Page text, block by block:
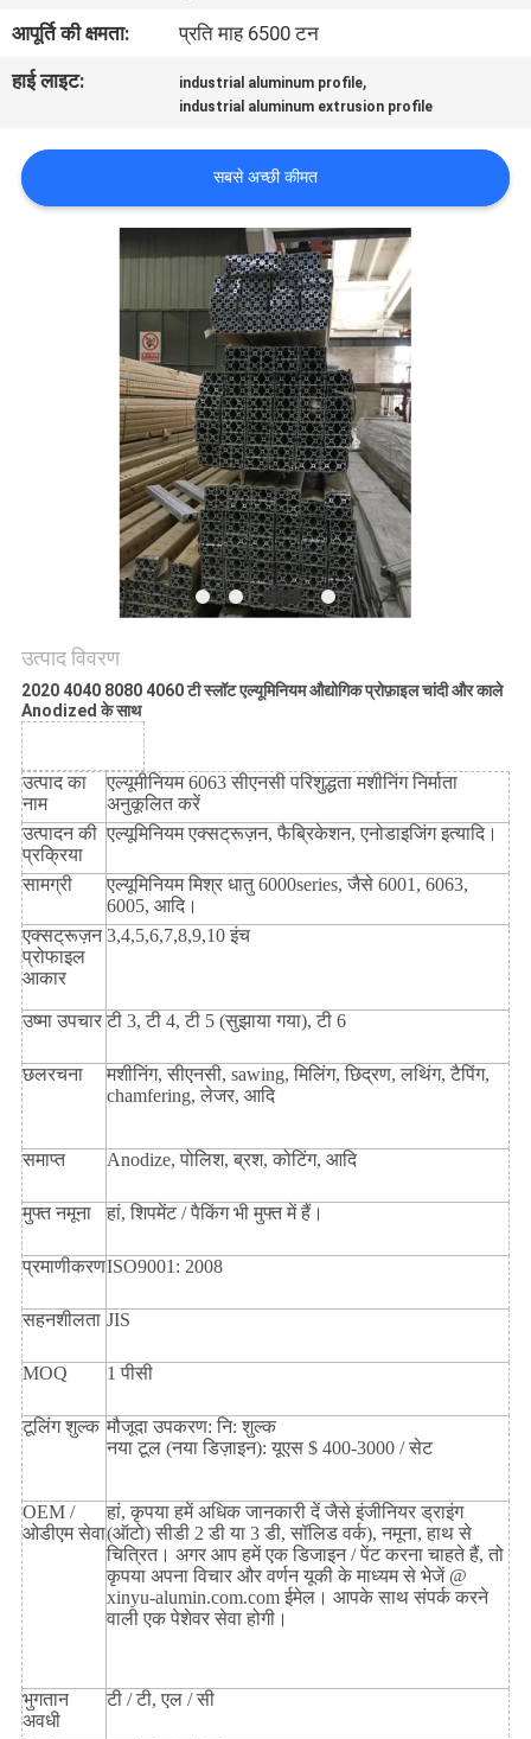
संपर्क
करें
समाचार
एक
PRIVACY
आपूर्ति की क्षमता:
प्रति माह 6500 टन
हाई लाइट:
industrial aluminum profile,
industrial aluminum extrusion profile
सबसे अच्छी कीमत
उत्पाद विवरण
2020 4040 8080 4060 टी स्लॉट एल्यूमिनियम औद्योगिक प्रोफ़ाइल चांदी और काले
Anodized के साथ
उत्पाद विवरण जे
उत्पाद का
नाम
एल्यूमीनियम 6063 सीएनसी परिशुद्धता मशीनिंग निर्माता
अनुकूलित करें
उत्पादन की
प्रक्रिया
एल्यूमिनियम एक्सट्रूज़न, फैब्रिकेशन, एनोडाइजिंग इत्यादि।
सामग्री
एल्यूमिनियम मिश्र धातु 6000series, जैसे 6001, 6063,
6005, आदि।
एक्सट्रूज़न
प्रोफाइल
आकार
3,4,5,6,7,8,9,10 इंच
उष्मा उपचार टी 3, टी 4, टी 5 (सुझाया गया), टी 6
छलरचना
मशीनिंग, सीएनसी, sawing, मिलिंग, छिद्रण, लथिंग, टैपिंग,
chamfering, लेजर, आदि
समाप्त Anodize, पोलिश, ब्रश, कोटिंग, आदि
मुफ्त नमूना हां, शिपमेंट / पैकिंग भी मुफ्त में हैं।
प्रमाणीकरणISO9001: 2008
सहनशीलता JIS
MOQ 1 पीसी
टूलिंग शुल्क मौजूदा उपकरण: नि: शुल्क
नया टूल (नया डिज़ाइन): यूएस $ 400-3000 / सेट
OEM /
ओडीएम सेवा
हां, कृपया हमें अधिक जानकारी दें जैसे इंजीनियर ड्राइंग
(ऑटो) सीडी 2 डी या 3 डी, सॉलिड वर्क), नमूना, हाथ से
चित्रित। अगर आप हमें एक डिजाइन / पेंट करना चाहते हैं, तो
कृपया अपना विचार और वर्णन यूकी के माध्यम से भेजें @
xinyu-alumin.com.com ईमेल। आपके साथ संपर्क करने
वाली एक पेशेवर सेवा होगी।
भुगतान
अवधी
टी / टी, एल / सी